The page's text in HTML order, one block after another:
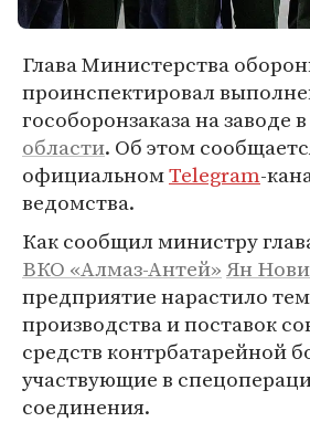
Глава Министерства
проинспектировал
гособоронзаказа на заводе в
области. Об этом
официальномTelegram-
ведомства.
Как сообщил министру
ВКО «Алмаз-Антей»Ян
предприятие нарастило
производства и поставок
средств контрбатарейной
участвующие в
соединения.